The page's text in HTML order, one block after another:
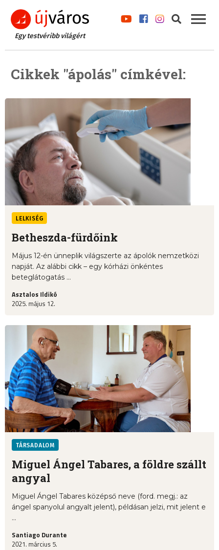
Egy testvéribb világért
Cikkek "ápolás" címkével:
LELKISÉG
Betheszda-fürdőink
Május 12-én ünneplik világszerte az ápolók nemzetközi
napját. Az alábbi cikk – egy kórházi önkéntes
beteglátogatás ...
Asztalos Ildikó
2025. május 12.
TÁRSADALOM
Miguel Ángel Tabares, a földre szállt
angyal
Miguel Ángel Tabares középső neve (ford. megj.: az
ángel spanyolul angyalt jelent), példásan jelzi, mit jelent e
...
Santiago Durante
2021. március 5.